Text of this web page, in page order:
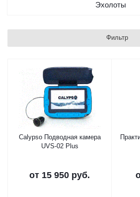
Эхолоты
Фильтр
Calypso Подводная камера
UVS-02 Plus
от 15 950 руб.